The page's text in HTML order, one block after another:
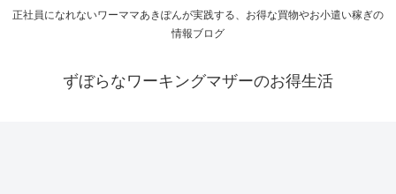
正社員になれないワーママあきぽんが実践する、お得な買物やお小遣い稼ぎの
情報ブログ
ずぼらなワーキングマザーのお得生活